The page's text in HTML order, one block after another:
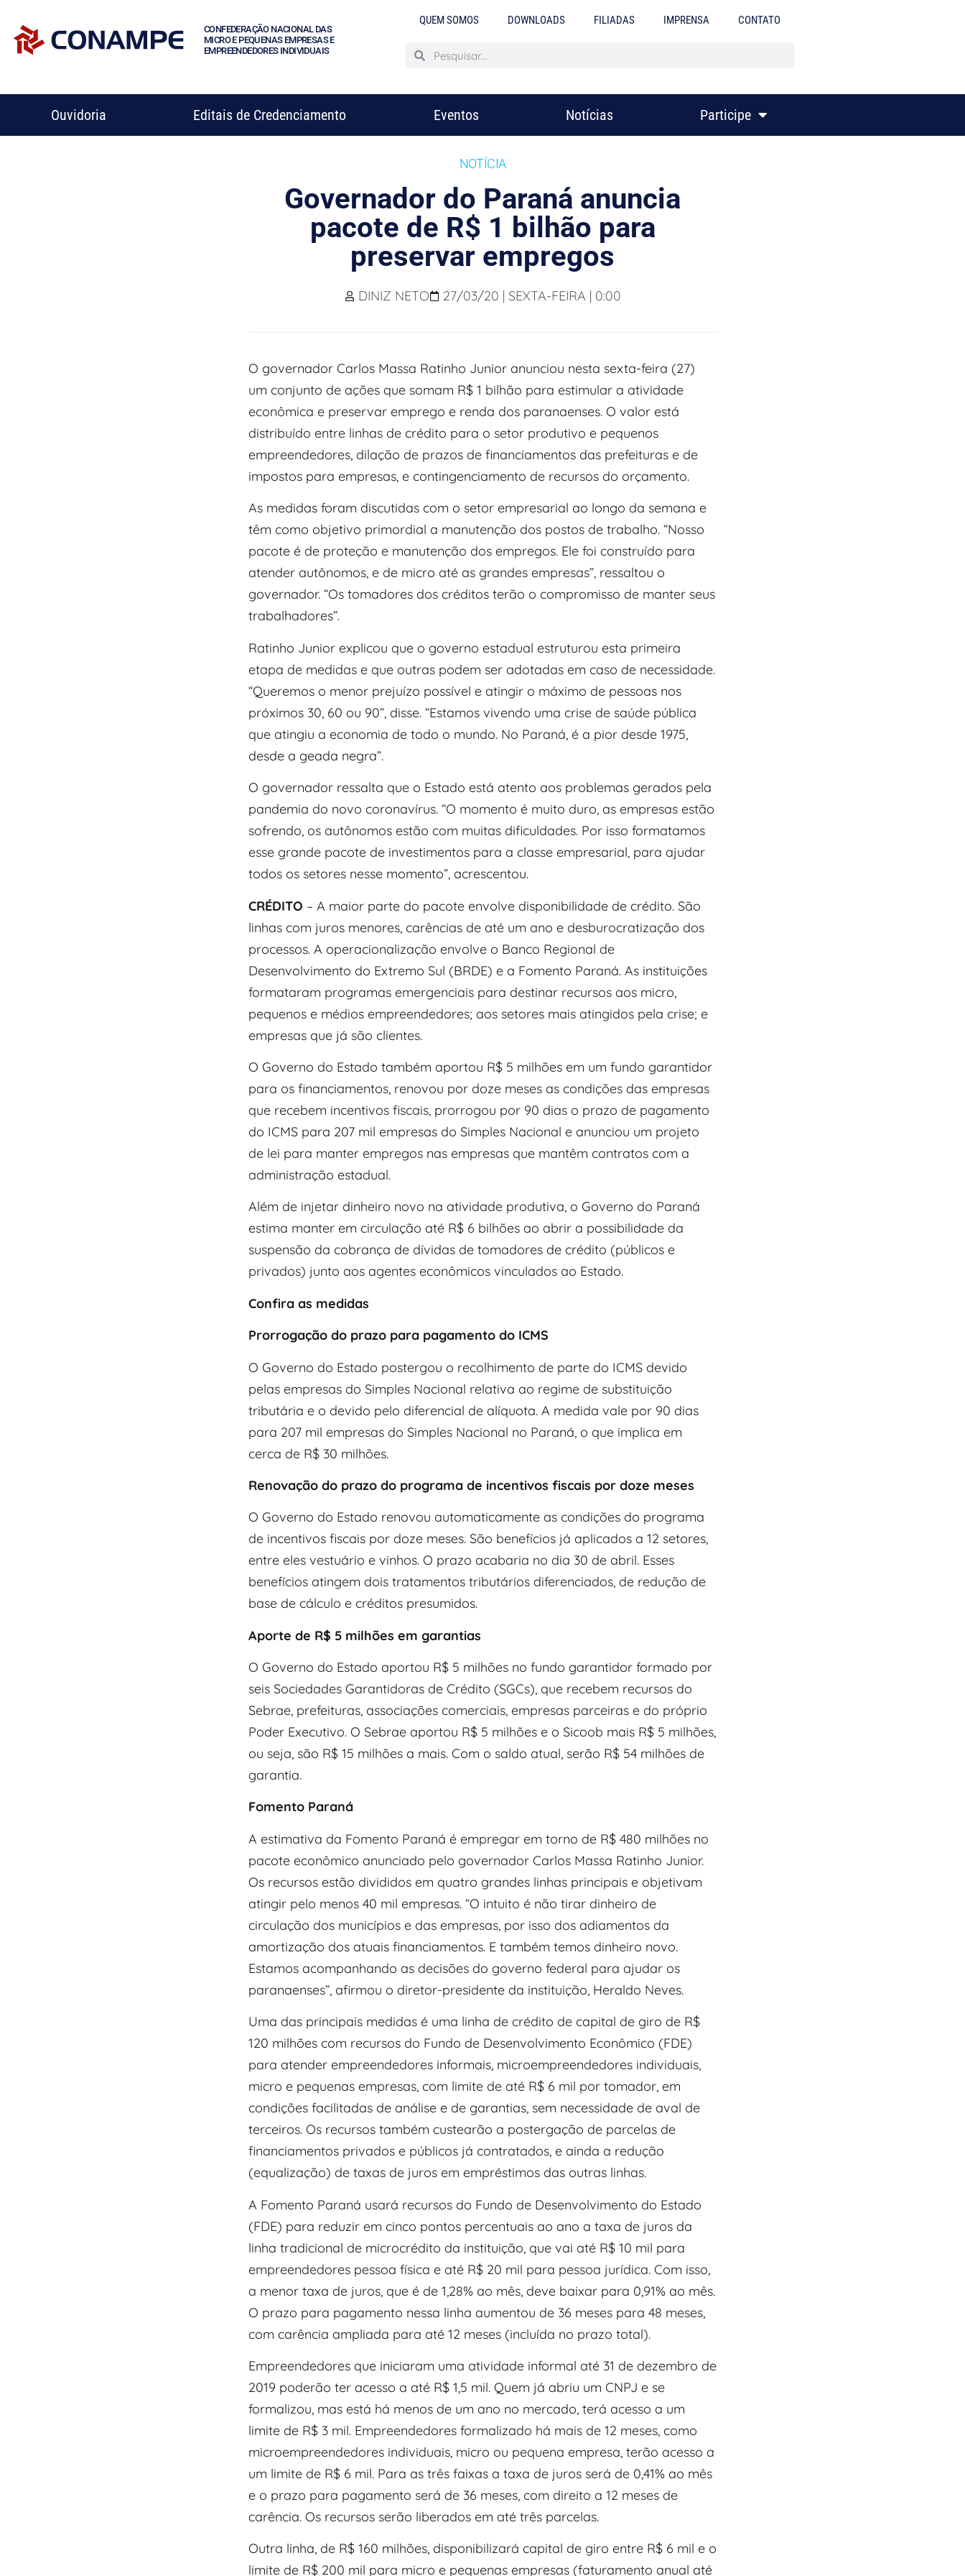
CONFEDERAÇÃO NACIONAL DAS
MICRO E PEQUENAS EMPRESAS E
EMPREENDEDORES INDIVIDUAIS
QUEM SOMOS DOWNLOADS FILIADAS IMPRENSA CONTATO
Ouvidoria Editais de Credenciamento Eventos Notícias Participe
NOTÍCIA
Governador do Paraná anuncia
pacote de R$ 1 bilhão para
preservar empregos
DINIZ NETO 27/03/20 | SEXTA-FEIRA | 0:00
O governador Carlos Massa Ratinho Junior anunciou nesta sexta-feira (27)
um conjunto de ações que somam R$ 1 bilhão para estimular a atividade
econômica e preservar emprego e renda dos paranaenses. O valor está
distribuído entre linhas de crédito para o setor produtivo e pequenos
empreendedores, dilação de prazos de financiamentos das prefeituras e de
impostos para empresas, e contingenciamento de recursos do orçamento.
As medidas foram discutidas com o setor empresarial ao longo da semana e
têm como objetivo primordial a manutenção dos postos de trabalho. “Nosso
pacote é de proteção e manutenção dos empregos. Ele foi construído para
atender autônomos, e de micro até as grandes empresas”, ressaltou o
governador. “Os tomadores dos créditos terão o compromisso de manter seus
trabalhadores”.
Ratinho Junior explicou que o governo estadual estruturou esta primeira
etapa de medidas e que outras podem ser adotadas em caso de necessidade.
“Queremos o menor prejuízo possível e atingir o máximo de pessoas nos
próximos 30, 60 ou 90”, disse. “Estamos vivendo uma crise de saúde pública
que atingiu a economia de todo o mundo. No Paraná, é a pior desde 1975,
desde a geada negra”.
O governador ressalta que o Estado está atento aos problemas gerados pela
pandemia do novo coronavírus. “O momento é muito duro, as empresas estão
sofrendo, os autônomos estão com muitas dificuldades. Por isso formatamos
esse grande pacote de investimentos para a classe empresarial, para ajudar
todos os setores nesse momento”, acrescentou.
CRÉDITO – A maior parte do pacote envolve disponibilidade de crédito. São
linhas com juros menores, carências de até um ano e desburocratização dos
processos. A operacionalização envolve o Banco Regional de
Desenvolvimento do Extremo Sul (BRDE) e a Fomento Paraná. As instituições
formataram programas emergenciais para destinar recursos aos micro,
pequenos e médios empreendedores; aos setores mais atingidos pela crise; e
empresas que já são clientes.
O Governo do Estado também aportou R$ 5 milhões em um fundo garantidor
para os financiamentos, renovou por doze meses as condições das empresas
que recebem incentivos fiscais, prorrogou por 90 dias o prazo de pagamento
do ICMS para 207 mil empresas do Simples Nacional e anunciou um projeto
de lei para manter empregos nas empresas que mantêm contratos com a
administração estadual.
Além de injetar dinheiro novo na atividade produtiva, o Governo do Paraná
estima manter em circulação até R$ 6 bilhões ao abrir a possibilidade da
suspensão da cobrança de dívidas de tomadores de crédito (públicos e
privados) junto aos agentes econômicos vinculados ao Estado.
Confira as medidas
Prorrogação do prazo para pagamento do ICMS
O Governo do Estado postergou o recolhimento de parte do ICMS devido
pelas empresas do Simples Nacional relativa ao regime de substituição
tributária e o devido pelo diferencial de alíquota. A medida vale por 90 dias
para 207 mil empresas do Simples Nacional no Paraná, o que implica em
cerca de R$ 30 milhões.
Renovação do prazo do programa de incentivos fiscais por doze meses
O Governo do Estado renovou automaticamente as condições do programa
de incentivos fiscais por doze meses. São benefícios já aplicados a 12 setores,
entre eles vestuário e vinhos. O prazo acabaria no dia 30 de abril. Esses
benefícios atingem dois tratamentos tributários diferenciados, de redução de
base de cálculo e créditos presumidos.
Aporte de R$ 5 milhões em garantias
O Governo do Estado aportou R$ 5 milhões no fundo garantidor formado por
seis Sociedades Garantidoras de Crédito (SGCs), que recebem recursos do
Sebrae, prefeituras, associações comerciais, empresas parceiras e do próprio
Poder Executivo. O Sebrae aportou R$ 5 milhões e o Sicoob mais R$ 5 milhões,
ou seja, são R$ 15 milhões a mais. Com o saldo atual, serão R$ 54 milhões de
garantia.
Fomento Paraná
A estimativa da Fomento Paraná é empregar em torno de R$ 480 milhões no
pacote econômico anunciado pelo governador Carlos Massa Ratinho Junior.
Os recursos estão divididos em quatro grandes linhas principais e objetivam
atingir pelo menos 40 mil empresas. “O intuito é não tirar dinheiro de
circulação dos municípios e das empresas, por isso dos adiamentos da
amortização dos atuais financiamentos. E também temos dinheiro novo.
Estamos acompanhando as decisões do governo federal para ajudar os
paranaenses”, afirmou o diretor-presidente da instituição, Heraldo Neves.
Uma das principais medidas é uma linha de crédito de capital de giro de R$
120 milhões com recursos do Fundo de Desenvolvimento Econômico (FDE)
para atender empreendedores informais, microempreendedores individuais,
micro e pequenas empresas, com limite de até R$ 6 mil por tomador, em
condições facilitadas de análise e de garantias, sem necessidade de aval de
terceiros. Os recursos também custearão a postergação de parcelas de
financiamentos privados e públicos já contratados, e ainda a redução
(equalização) de taxas de juros em empréstimos das outras linhas.
A Fomento Paraná usará recursos do Fundo de Desenvolvimento do Estado
(FDE) para reduzir em cinco pontos percentuais ao ano a taxa de juros da
linha tradicional de microcrédito da instituição, que vai até R$ 10 mil para
empreendedores pessoa física e até R$ 20 mil para pessoa jurídica. Com isso,
a menor taxa de juros, que é de 1,28% ao mês, deve baixar para 0,91% ao mês.
O prazo para pagamento nessa linha aumentou de 36 meses para 48 meses,
com carência ampliada para até 12 meses (incluída no prazo total).
Empreendedores que iniciaram uma atividade informal até 31 de dezembro de
2019 poderão ter acesso a até R$ 1,5 mil. Quem já abriu um CNPJ e se
formalizou, mas está há menos de um ano no mercado, terá acesso a um
limite de R$ 3 mil. Empreendedores formalizado há mais de 12 meses, como
microempreendedores individuais, micro ou pequena empresa, terão acesso a
um limite de R$ 6 mil. Para as três faixas a taxa de juros será de 0,41% ao mês
e o prazo para pagamento será de 36 meses, com direito a 12 meses de
carência. Os recursos serão liberados em até três parcelas.
Outra linha, de R$ 160 milhões, disponibilizará capital de giro entre R$ 6 mil e o
limite de R$ 200 mil para micro e pequenas empresas (faturamento anual até